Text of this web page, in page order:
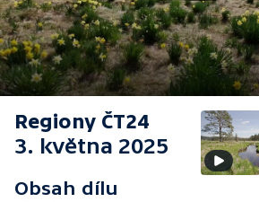
Regiony ČT24
3. května 2025
Obsah dílu